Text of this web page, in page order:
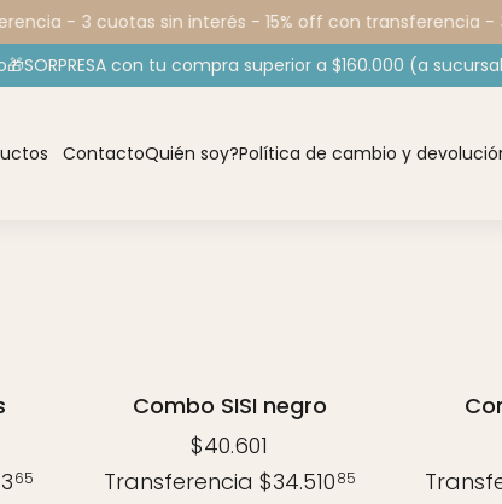
- 3 cuotas sin interés - 15% off con transferencia -
con tu compra superior a $160.000 (a
ContactoQuién soy?Política de cambio y
65
Combo SISI negro
$40.601
Transferencia $34.51085